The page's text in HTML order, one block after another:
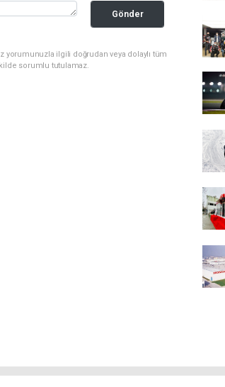
Gönder
yorumunuzla ilgili doğrudan veya dolaylı tüm
sorumlu tutulamaz.